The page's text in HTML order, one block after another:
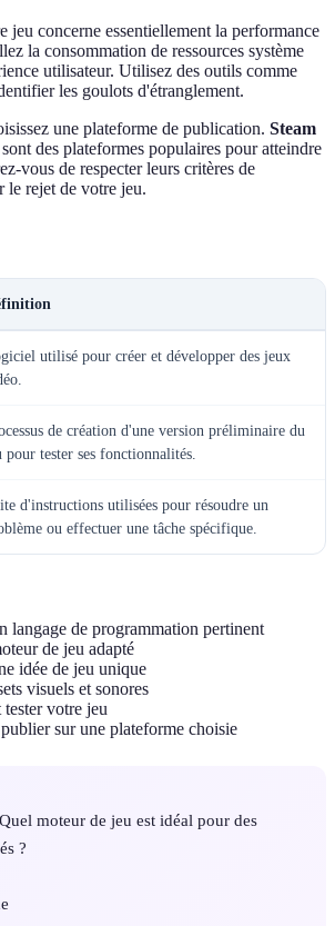
jeu concerne essentiellement la performance
la consommation de ressources système
utilisateur. Utilisez des outils comme
les goulots d'étranglement.
une plateforme de publication. Steam
sont des plateformes populaires pour atteindre
vous de respecter leurs critères de
le rejet de votre jeu.
utilisé pour créer et développer des jeux
de création d'une version préliminaire du
pour tester ses fonctionnalités.
d'instructions utilisées pour résoudre un
ou effectuer une tâche spécifique.
langage de programmation pertinent
de jeu adapté
idée de jeu unique
visuels et sonores
votre jeu
sur une plateforme choisie
Quel moteur de jeu est idéal pour des
?